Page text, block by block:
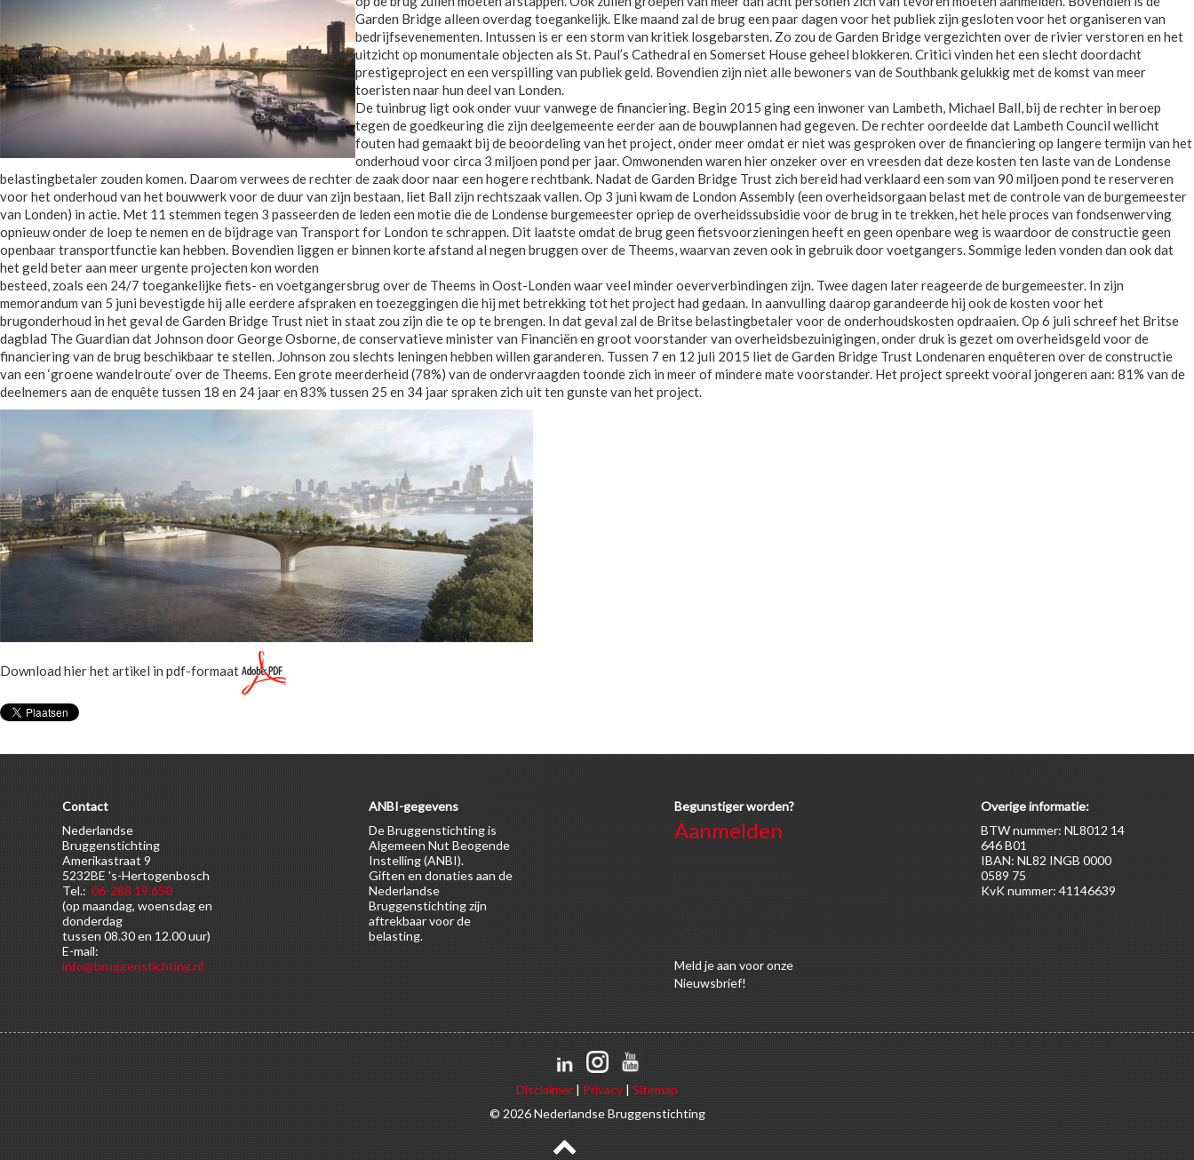
Garden Bridge alleen overdag toegankelijk. Elke maand zal de brug een paar dagen voor het publiek zijn gesloten voor het organiseren van
bedrijfsevenementen. Intussen is er een storm van kritiek losgebarsten. Zo zou de Garden Bridge vergezichten over de rivier verstoren en het
uitzicht op monumentale objecten als St. Paul’s Cathedral en Somerset House geheel blokkeren. Critici vinden het een slecht doordacht
prestigeproject en een verspilling van publiek geld. Bovendien zijn niet alle bewoners van de Southbank gelukkig met de komst van meer
toeristen naar hun deel van Londen.
De tuinbrug ligt ook onder vuur vanwege de financiering. Begin 2015 ging een inwoner van Lambeth, Michael Ball, bij de rechter in beroep
tegen de goedkeuring die zijn deelgemeente eerder aan de bouwplannen had gegeven. De rechter oordeelde dat Lambeth Council wellicht
fouten had gemaakt bij de beoordeling van het project, onder meer omdat er niet was gesproken over de financiering op langere termijn van het
onderhoud voor circa 3 miljoen pond per jaar. Omwonenden waren hier onzeker over en vreesden dat deze kosten ten laste van de Londense
belastingbetaler zouden komen. Daarom verwees de rechter de zaak door naar een hogere rechtbank. Nadat de Garden Bridge Trust zich bereid had verklaard een som van 90 miljoen pond te reserveren
voor het onderhoud van het bouwwerk voor de duur van zijn bestaan, liet Ball zijn rechtszaak vallen. Op 3 juni kwam de London Assembly (een overheidsorgaan belast met de controle van de burgemeester
van Londen) in actie. Met 11 stemmen tegen 3 passeerden de leden een motie die de Londense burgemeester opriep de overheidssubsidie voor de brug in te trekken, het hele proces van fondsenwerving
opnieuw onder de loep te nemen en de bijdrage van Transport for London te schrappen. Dit laatste omdat de brug geen fietsvoorzieningen heeft en geen openbare weg is waardoor de constructie geen
openbaar transportfunctie kan hebben. Bovendien liggen er binnen korte afstand al negen bruggen over de Theems, waarvan zeven ook in gebruik door voetgangers. Sommige leden vonden dan ook dat
het geld beter aan meer urgente projecten kon worden
besteed, zoals een 24/7 toegankelijke fiets- en voetgangersbrug over de Theems in Oost-Londen waar veel minder oeververbindingen zijn. Twee dagen later reageerde de burgemeester. In zijn
memorandum van 5 juni bevestigde hij alle eerdere afspraken en toezeggingen die hij met betrekking tot het project had gedaan. In aanvulling daarop garandeerde hij ook de kosten voor het
brugonderhoud in het geval de Garden Bridge Trust niet in staat zou zijn die te op te brengen. In dat geval zal de Britse belastingbetaler voor de onderhoudskosten opdraaien. Op 6 juli schreef het Britse
dagblad The Guardian dat Johnson door George Osborne, de conservatieve minister van Financiën en groot voorstander van overheidsbezuinigingen, onder druk is gezet om overheidsgeld voor de
financiering van de brug beschikbaar te stellen. Johnson zou slechts leningen hebben willen garanderen. Tussen 7 en 12 juli 2015 liet de Garden Bridge Trust Londenaren enquêteren over de constructie
van een ‘groene wandelroute’ over de Theems. Een grote meerderheid (78%) van de ondervraagden toonde zich in meer of mindere mate voorstander. Het project spreekt vooral jongeren aan: 81% van de
deelnemers aan de enquête tussen 18 en 24 jaar en 83% tussen 25 en 34 jaar spraken zich uit ten gunste van het project.
Download hier het artikel in pdf-formaat
Contact
Nederlandse
Bruggenstichting
Amerikastraat 9
5232BE 's-Hertogenbosch
Tel.: 06-288 19 650
(op maandag, woensdag en
donderdag
tussen 08.30 en 12.00 uur)
E-mail:
info@bruggenstichting.nl
ANBI-gegevens
De Bruggenstichting is
Algemeen Nut Beogende
Instelling (ANBI).
Giften en donaties aan de
Nederlandse
Bruggenstichting zijn
aftrekbaar voor de
belasting.
Begunstiger worden?
Aanmelden
Meldje aan voor onze
Nieuwsbrief!
Overige informatie:
BTW nummer: NL8012 14
646 B01
IBAN: NL82 INGB 0000
0589 75
KvK nummer: 41146639
Disclaimer | Privacy | Sitemap
© 2026 Nederlandse Bruggenstichting